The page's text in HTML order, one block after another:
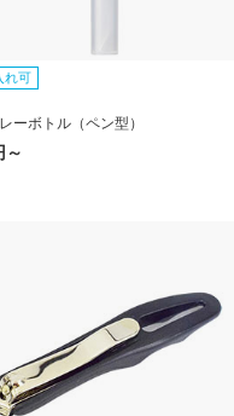
れ可
ーボトル（ペン型）
～